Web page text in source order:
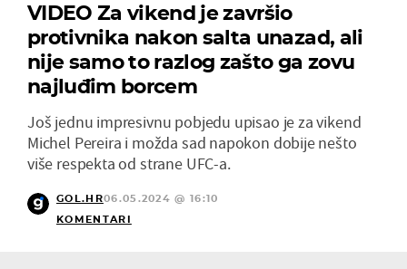
VIDEO Za vikend je završio
protivnika nakon salta unazad, ali
nije samo to razlog zašto ga zovu
najluđim borcem
Još jednu impresivnu pobjedu upisao je za vikend
Michel Pereira i možda sad napokon dobije nešto
više respekta od strane UFC-a.
GOL.HR06.05.2024 @ 16:10
KOMENTARI